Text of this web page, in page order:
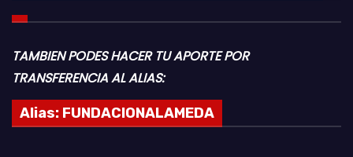
TAMBIEN PODES HACER TU APORTE POR
TRANSFERENCIA AL ALIAS:
Alias: FUNDACIONALAMEDA